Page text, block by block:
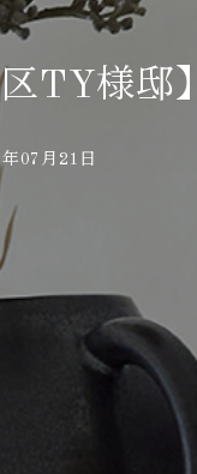
TY様邸】
07月21日